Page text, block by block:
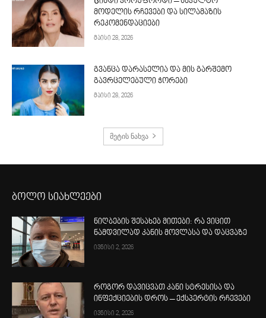
მოდელის რჩევები და სილამაზის
რეკომენდაციები
მაისი 28, 2026
გვანცა დარასელია და მის გარშემო
გავრცელებული ჭორები
მაისი 28, 2026
მეტის ნახვა
ბოლო სიახლეები
ნიღბების შესახებ მითები: რა ვიცით
ნამდვილად კანის მოვლასა და დაცვაზე
ივნისი 2, 2026
როგორ დავიცვათ კანი სტრესისა და
ინფექციების დროს – ექსპერტის რჩევები
ივნისი 2, 2026